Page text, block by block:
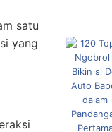
satu
yang